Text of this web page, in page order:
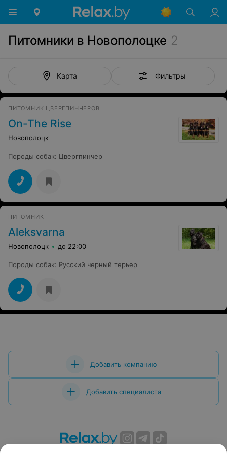
Питомники в Новополоцке 2
Карта Фильтры
ПИТОМНИК ЦВЕРГПИНЧЕРОВ
On-The Rise
Новополоцк
Породы собак: Цвергпинчер
ПИТОМНИК
Aleksvarna
Новополоцк до 22:00
Породы собак: Русский черный терьер
Добавить компанию
Добавить специалиста